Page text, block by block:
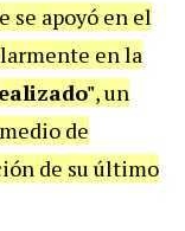
se apoyó en el
en la
, un
de
de su último